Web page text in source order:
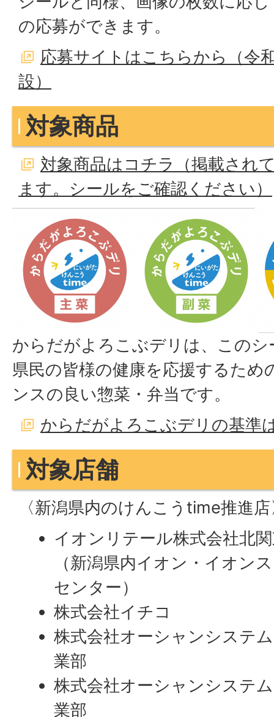
の応募ができます。
応募サイトはこちらから（令
設）
対象商品
対象商品はコチラ（掲載され
ます。シールをご確認ください）
からだがよろこぶデリは、この
県民の皆様の健康を応援するため
ンスの良い惣菜・弁当です。
からだがよろこぶデリの基準
対象店舗
〈新潟県内のけんこうtime推進
イオンリテール株式会社北
（新潟県内イオン・イオン
センター）
株式会社イチコ
株式会社オーシャンシステ
業部
株式会社オーシャンシステ
業部